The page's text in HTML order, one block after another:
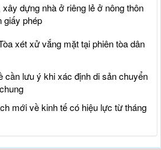
xây dựng nhà ở riêng lẻ ở nông thôn
giấy phép
xét xử vắng mặt tại phiên tòa dân
cần lưu ý khi xác định di sản chuyển
mới về kinh tế có hiệu lực từ tháng